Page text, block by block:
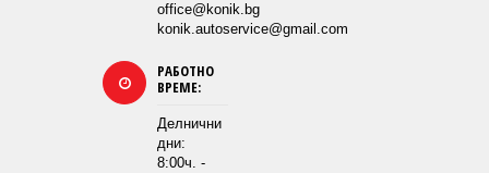
office@konik.bg
konik.autoservice@gmail.com
РАБОТНО
ВРЕМЕ:
Делнични
дни:
8:00ч. -